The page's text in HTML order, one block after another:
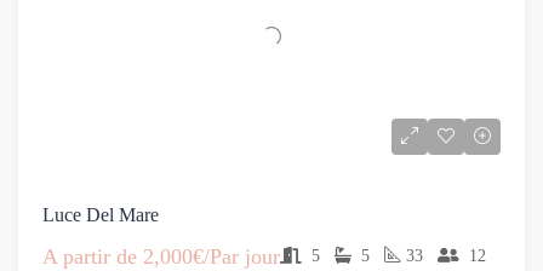
Luce Del Mare
A partir de 2,000€/Par jour 5 5 33 12